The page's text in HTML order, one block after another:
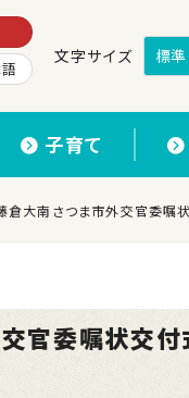
文字サイズ 標準
子育て
大南さつま市外交官委嘱状
委嘱状交付